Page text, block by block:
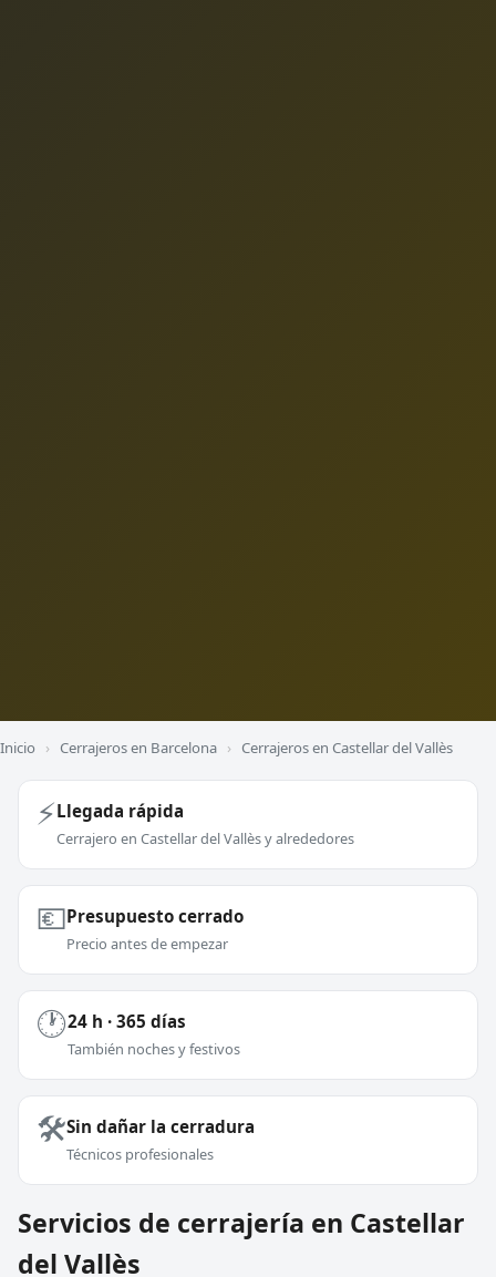
Inicio › Cerrajeros en Barcelona › Cerrajeros en Castellar del Vallès
⚡Llegada rápida
Cerrajero en Castellar del Vallès y alrededores
💶Presupuesto cerrado
Precio antes de empezar
🕐24 h · 365 días
También noches y festivos
🛠️Sin dañar la cerradura
Técnicos profesionales
Servicios de cerrajería en Castellar
del Vallès